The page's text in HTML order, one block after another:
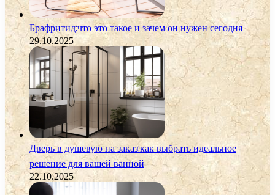
Брафритид:что это такое и зачем он нужен сегодня
29.10.2025
Дверь в душевую на заказ:как выбрать идеальное
решение для вашей ванной
22.10.2025